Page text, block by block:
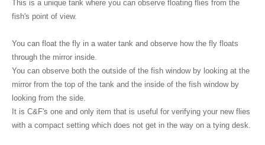
This is a unique tank where you can observe floating flies from the
fish's point of view.
You can float the fly in a water tank and observe how the fly floats
through the mirror inside.
You can observe both the outside of the fish window by looking at the
mirror from the top of the tank and the inside of the fish window by
looking from the side.
It is C&F's one and only item that is useful for verifying your new flies
with a compact setting which does not get in the way on a tying desk.